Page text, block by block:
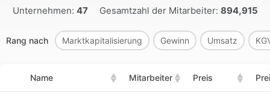
Unternehmen: 47 Gesamtzahl der Mitarbeiter: 894,915
Rang nach Marktkapitalisierung Gewinn Umsatz
Name Mitarbeiter Preis